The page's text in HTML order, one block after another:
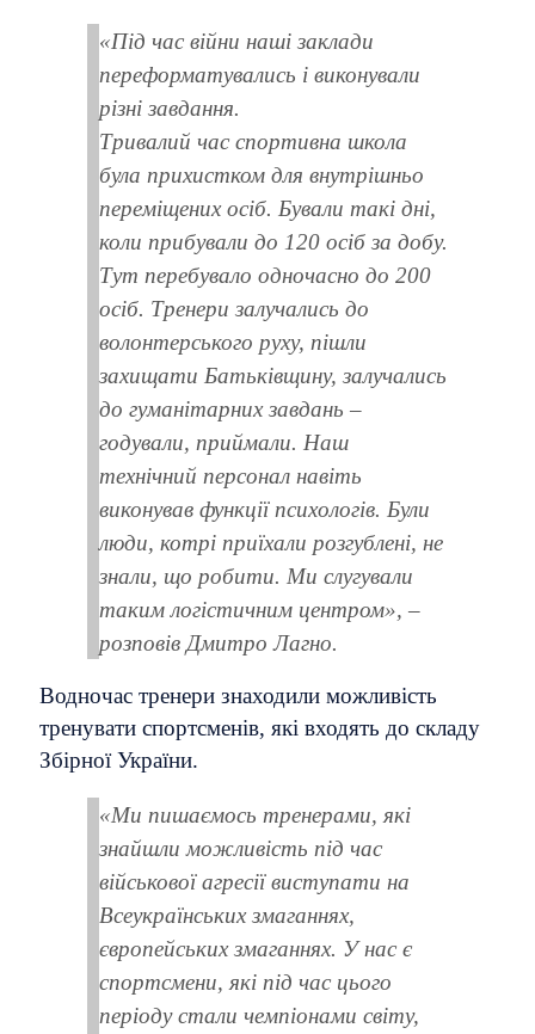
«Під час війни наші заклади
переформатувались і виконували
різні завдання.
Тривалий час спортивна школа
була прихистком для внутрішньо
переміщених осіб. Бували такі дні,
коли прибували до 120 осіб за добу.
Тут перебувало одночасно до 200
осіб. Тренери залучались до
волонтерського руху, пішли
захищати Батьківщину, залучались
до гуманітарних завдань –
годували, приймали. Наш
технічний персонал навіть
виконував функції психологів. Були
люди, котрі приїхали розгублені, не
знали, що робити. Ми слугували
таким логістичним центром», –
розповів Дмитро Лагно.
Водночас тренери знаходили можливість
тренувати спортсменів, які входять до складу
Збірної України.
«Ми пишаємось тренерами, які
знайшли можливість під час
військової агресії виступати на
Всеукраїнських змаганнях,
європейських змаганнях. У нас є
спортсмени, які під час цього
періоду стали чемпіонами світу,